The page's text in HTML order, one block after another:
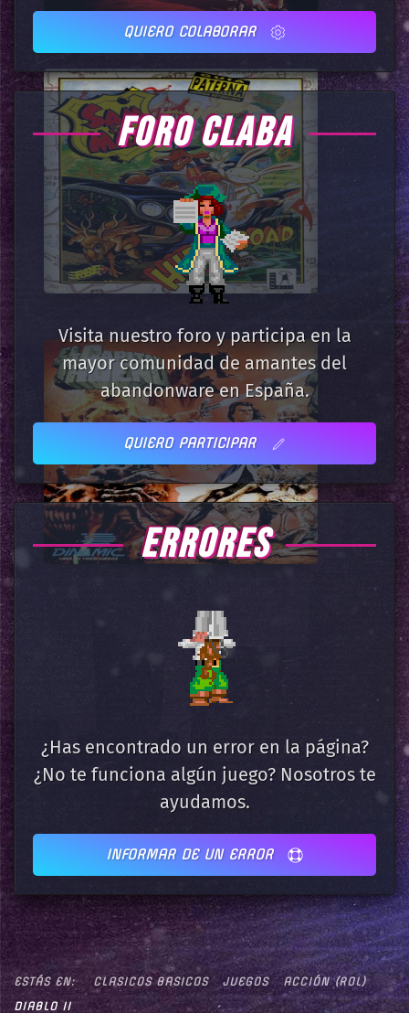
QUIERO COLABORAR
FORO CLABA
Visita nuestro foro y participa en la
mayor comunidad de amantes del
abandonware en España.
QUIERO PARTICIPAR
ERRORES
¿Has encontrado un error en la página?
¿No te funciona algún juego? Nosotros te
ayudamos.
INFORMAR DE UN ERROR
ESTÁS EN: CLASICOS BASICOS JUEGOS
ACCIÓN (ROL)
DIABLO II